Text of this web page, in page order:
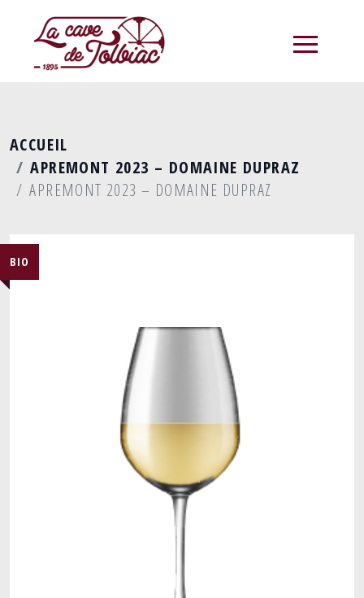
ACCUEIL
APREMONT 2023 – DOMAINE DUPRAZ
APREMONT 2023 – DOMAINE DUPRAZ
BIO